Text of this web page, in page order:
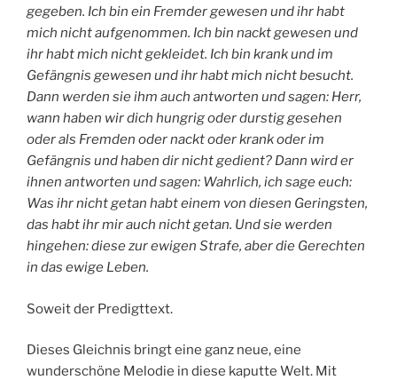
gegeben. Ich bin ein Fremder gewesen und ihr habt
mich nicht aufgenommen. Ich bin nackt gewesen und
ihr habt mich nicht gekleidet. Ich bin krank und im
Gefängnis gewesen und ihr habt mich nicht besucht.
Dann werden sie ihm auch antworten und sagen: Herr,
wann haben wir dich hungrig oder durstig gesehen
oder als Fremden oder nackt oder krank oder im
Gefängnis und haben dir nicht gedient? Dann wird er
ihnen antworten und sagen: Wahrlich, ich sage euch:
Was ihr nicht getan habt einem von diesen Geringsten,
das habt ihr mir auch nicht getan. Und sie werden
hingehen: diese zur ewigen Strafe, aber die Gerechten
in das ewige Leben.
Soweit der Predigttext.
Dieses Gleichnis bringt eine ganz neue, eine
wunderschöne Melodie in diese kaputte Welt. Mit